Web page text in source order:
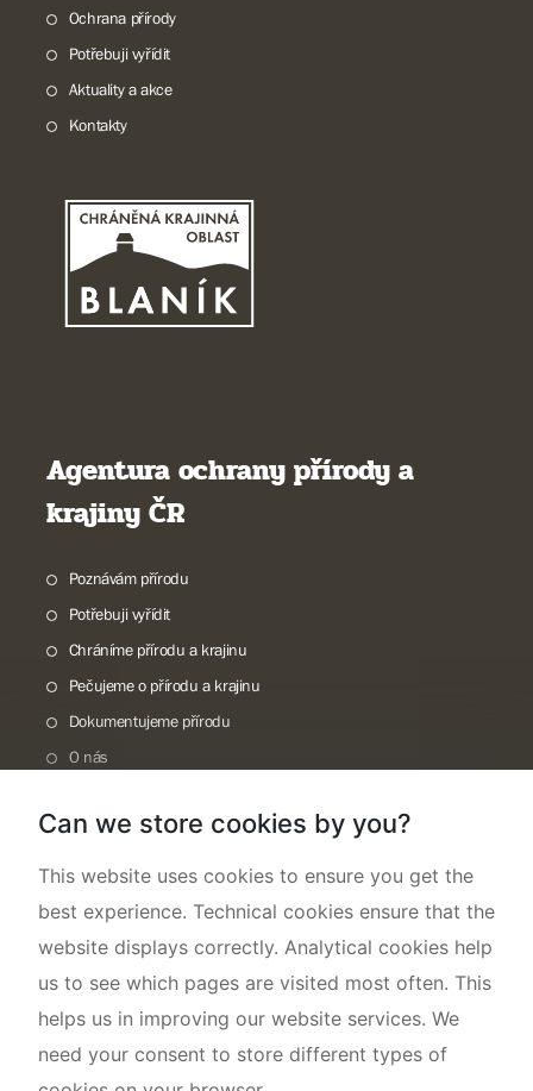
Ochrana přírody
Potřebuji vyřídit
Aktuality a akce
Kontakty
Agentura ochrany přírody a
krajiny ČR
Poznávám přírodu
Potřebuji vyřídit
Chráníme přírodu a krajinu
Pečujeme o přírodu a krajinu
Dokumentujeme přírodu
O nás
Can we store cookies by you?
This website uses cookies to ensure you get the
best experience. Technical cookies ensure that the
website displays correctly. Analytical cookies help
us to see which pages are visited most often. This
helps us in improving our website services. We
need your consent to store different types of